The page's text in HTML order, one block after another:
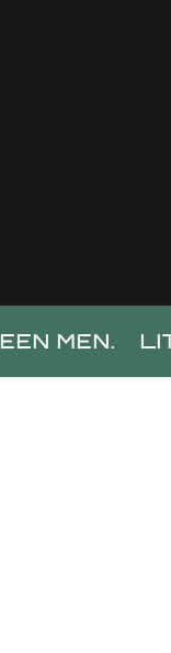
LITTLE